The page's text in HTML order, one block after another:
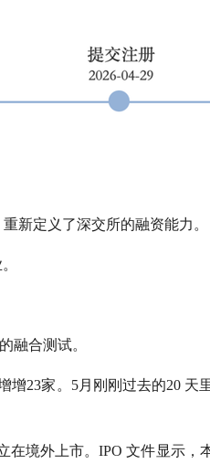
新定义了深交所的融资能力。
融合测试。
23家。5月刚刚过去的20 天
境外上市。IPO 文件显示，